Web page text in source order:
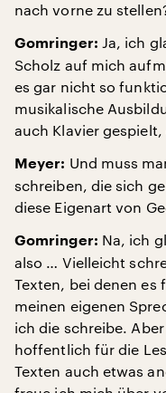
nach vorne zu
Gomringer: Ja, ich
Scholz auf mich
es gar nicht so
musikalische
auch Klavier
Meyer: Und muss
schreiben, die sich
diese Eigenart von
Gomringer: Na, ich
also … Vielleicht
Texten, bei denen
meinen eigenen
ich die schreibe.
hoffentlich für die
Texten auch etwas